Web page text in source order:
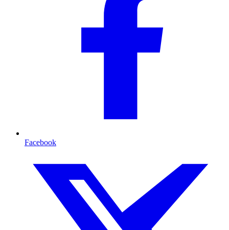
Facebook